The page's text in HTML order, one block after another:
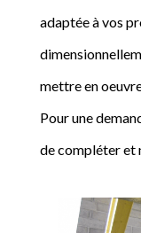
adaptée à vos
mettre en
Pour une
de compléter et